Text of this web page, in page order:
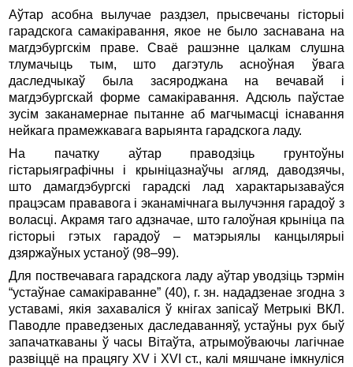
Аўтар асобна вылучае раздзел, прысвечаны гісторыі
гарадскога самакіравання, якое не было заснавана на
магдэбургскім праве. Сваё рашэнне цалкам слушна
тлумачыць тым, што дагэтуль асноўная ўвага
даследчыкаў была засяроджана на вечавай і
магдэбургскай форме самакіравання. Адсюль паўстае
зусім заканамернае пытанне аб магчымасці існавання
нейкага прамежкавага варыянта гарадскога ладу.
На пачатку аўтар праводзіць грунтоўны
гістарыяграфічны і крыніцазнаўчы агляд, даводзячы,
што дамагдэбургскі гарадскі лад характарызаваўся
працэсам прававога і эканамічнага вылучэння гарадоў з
воласці. Акрамя таго адзначае, што галоўная крыніца па
гісторыі гэтых гарадоў – матэрыялы канцылярыі
дзяржаўных устаноў (98–99).
Для поствечавага гарадскога ладу аўтар уводзіць тэрмін
“устаўнае самакіраванне” (40), г. зн. нададзенае згодна з
уставамі, якія захаваліся ў кнігах запісаў Метрыкі ВКЛ.
Паводле праведзеных даследаванняў, устаўны рух быў
запачаткаваны ў часы Вітаўта, атрымоўваючы лагічнае
развіццё на працягу XV і XVI ст., калі мяшчане імкнуліся